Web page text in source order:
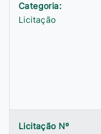
Categoria:
Licitação
Licitação Nº